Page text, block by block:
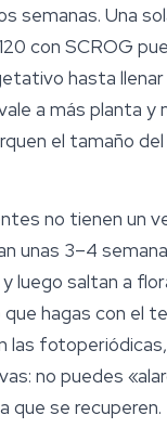
semanas. Una
con SCROG
hasta llenar
a más planta y
el tamaño del
no tienen un
unas 3–4
luego saltan a
hagas con el
las
no puedes
que se recuperen.